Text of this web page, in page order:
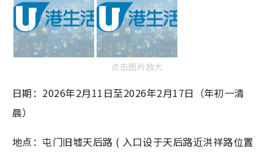
点击图片放大
日期：2026年2月11日至2026年2月17日（年初一清
晨）
地点：屯门旧墟天后路 ( 入口设于天后路近洪祥路位置